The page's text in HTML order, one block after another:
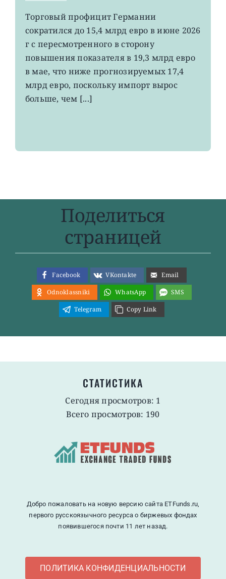
EWG:
немецкий
экспорт
вырос
4-
летнего
Торговый профицит Германии
сократился до 15,4 млрд евро в июне 2026
г с пересмотренного в сторону
повышения показателя в 19,3 млрд евро
в мае, что ниже прогнозируемых 17,4
млрд евро, поскольку импорт вырос
больше, чем [...]
Поделиться
страницей
Facebook VKontakte
Email
Odnoklassniki
WhatsApp
SMS
Telegram
Copy Link
СТАТИСТИКА
Сегодня просмотров: 1
Всего просмотров: 190
Добро пожаловать на новую версию сайта ETFunds.ru,
первого русскоязычного ресурса о биржевых фондах
появившегося почти 11 лет назад.
ПОЛИТИКА КОНФИДЕНЦИАЛЬНОСТИ